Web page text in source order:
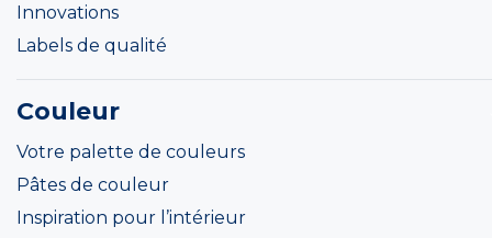
Innovations
Labels de qualité
Couleur
Votre palette de couleurs
Pâtes de couleur
Inspiration pour l’intérieur